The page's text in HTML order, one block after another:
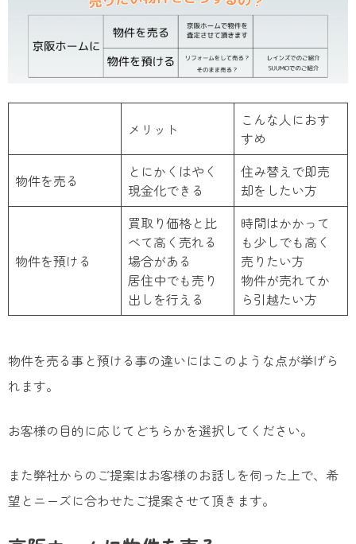
メリット
こんな人におす
すめ
物件を売る
とにかくはやく
現金化できる
住み替えで即売
却をしたい方
物件を預ける
買取り価格と比
べて高く売れる
場合がある
居住中でも売り
出しを行える
時間はかかって
も少しでも高く
売りたい方
物件が売れてか
ら引越たい方
物件を売る事と預ける事の違いにはこのような点が挙げら
れます。
お客様の目的に応じてどちらかを選択してください。
また弊社からのご提案はお客様のお話しを伺った上で、希
望とニーズに合わせたご提案させて頂きます。